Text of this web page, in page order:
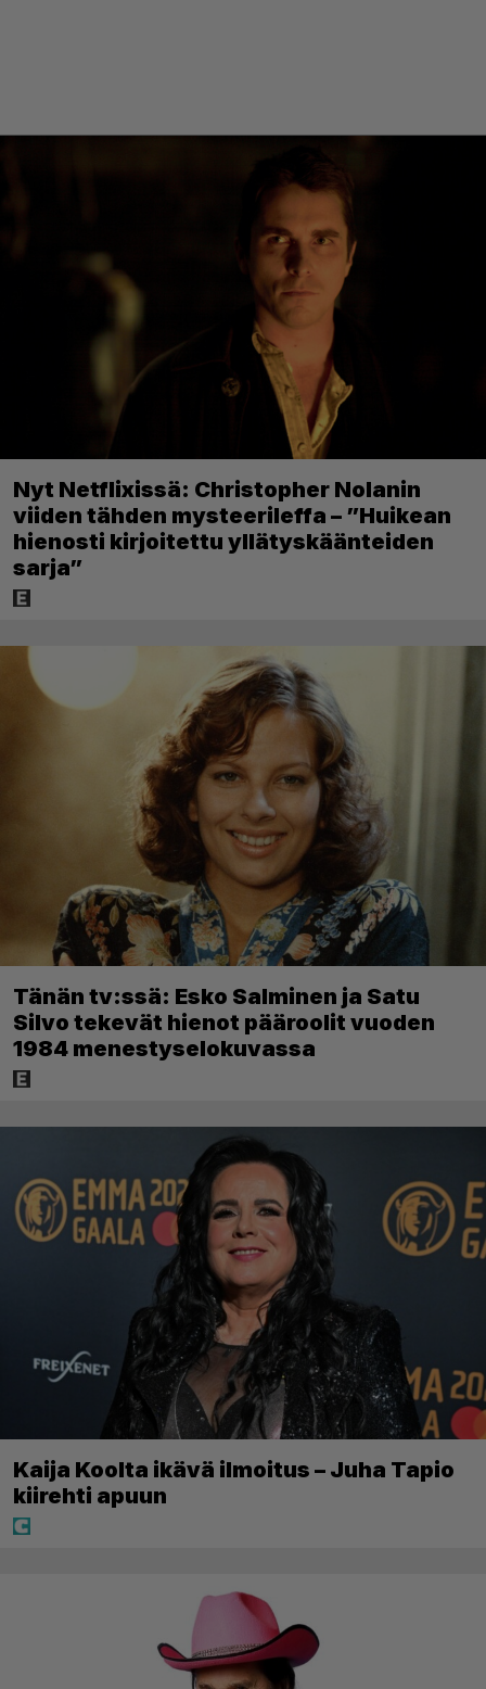
Nyt Netflixissä: Christopher Nolanin
viiden tähden mysteerileffa – ”Huikean
hienosti kirjoitettu yllätyskäänteiden
sarja”
Tänän tv:ssä: Esko Salminen ja Satu
Silvo tekevät hienot pääroolit vuoden
1984 menestyselokuvassa
Kaija Koolta ikävä ilmoitus – Juha Tapio
kiirehti apuun